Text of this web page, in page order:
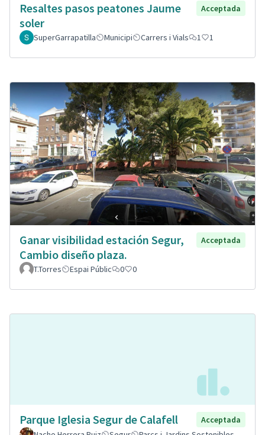
Resaltes pasos peatones Jaume
soler
Acceptada
SuperGarrapatilla Municipi Carrers i Vials 1 1
Ganar visibilidad estación Segur,
Cambio diseño plaza.
Acceptada
T.Torres Espai Públic 0 0
Parque Iglesia Segur de Calafell
Acceptada